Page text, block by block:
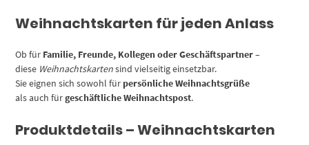
Weihnachtskarten für jeden Anlass
Ob für Familie, Freunde, Kollegen oder Geschäftspartner–
diese Weihnachtskartensind vielseitig einsetzbar.
Sie eignen sich sowohl für persönliche Weihnachtsgrüße
als auch fürgeschäftliche Weihnachtspost.
Produktdetails – Weihnachtskarten